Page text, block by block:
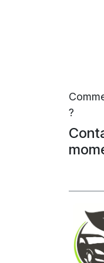
?